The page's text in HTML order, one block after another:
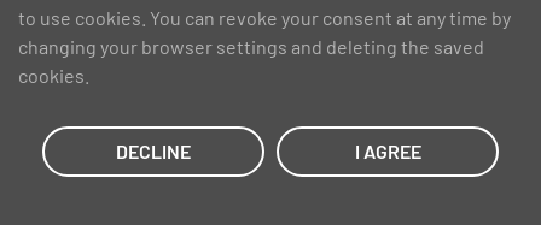
Rīga, LV-1063,
Latvija
Phone: +371 66778876
K Senukai / AS Kesko Senukai Latvia
to use cookies. You can revoke your consent at any time by
changing your browser settings and deleting the saved
cookies.
DECLINE I AGREE